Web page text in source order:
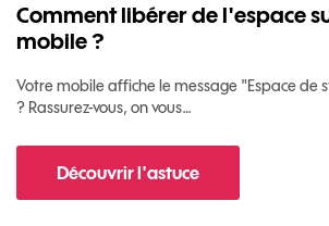
Comment libérer de l'espace
mobile ?
Votre mobile affiche le message "Espace de
? Rassurez-vous, on vous…
Découvrir l'astucepour Comment libérer